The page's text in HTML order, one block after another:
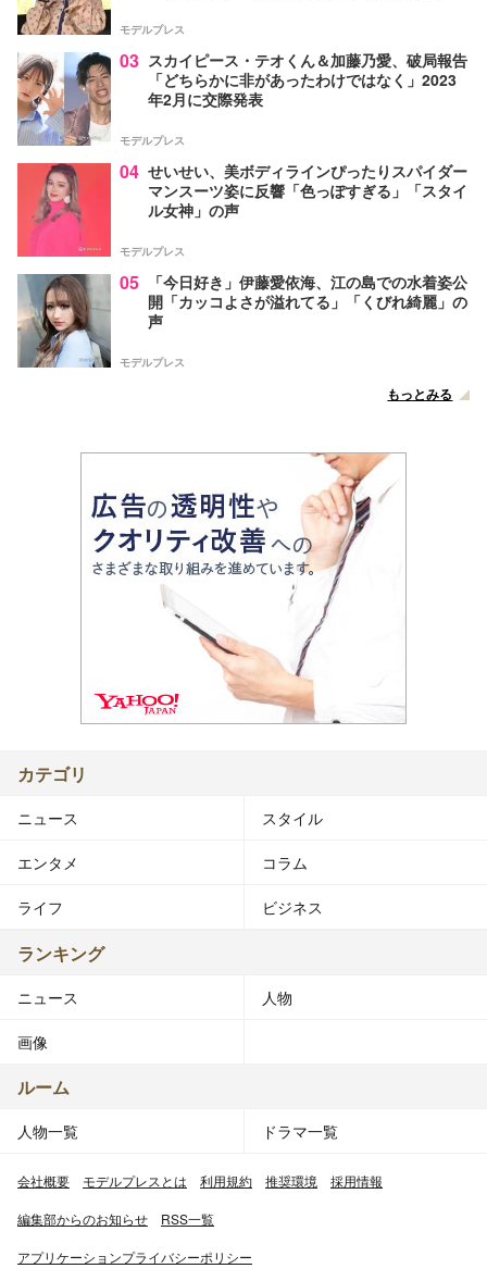
モデルプレス
03 スカイピース・テオくん＆加藤乃愛、破局報告
「どちらかに非があったわけではなく」2023
年2月に交際発表
モデルプレス
04 せいせい、美ボディラインぴったりスパイダー
マンスーツ姿に反響「色っぽすぎる」「スタイ
ル女神」の声
モデルプレス
05
「今日好き」伊藤愛依海、江の島での水着姿公
開「カッコよさが溢れてる」「くびれ綺麗」の
声
モデルプレス
もっとみる
カテゴリ
ニュース スタイル
エンタメ コラム
ライフ ビジネス
ランキング
ニュース 人物
画像
ルーム
人物一覧 ドラマ一覧
会社概要 モデルプレスとは 利用規約 推奨環境 採用情報
編集部からのお知らせ RSS一覧
アプリケーションプライバシーポリシー